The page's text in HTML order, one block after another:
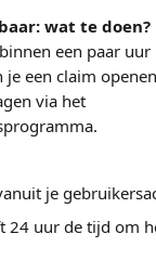
wat te doen?
een paar uur
een claim
via het
je
24 uur de tijd om